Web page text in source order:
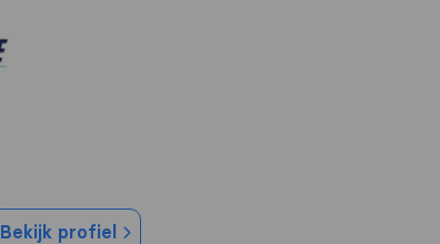
Bekijk profiel